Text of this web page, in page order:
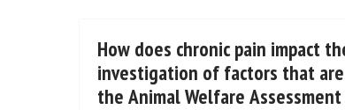
How does chronic pain impact
investigation of factors that
the Animal Welfare